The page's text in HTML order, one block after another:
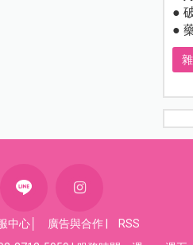
●
●
中心 廣告與合作
RSS